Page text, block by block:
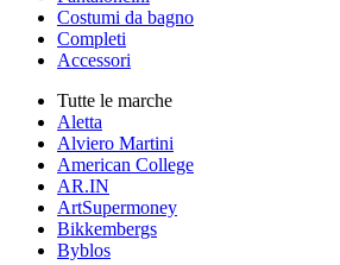
Costumi da bagno
Completi
Accessori
Tutte le marche
Aletta
Alviero Martini
American College
AR.IN
ArtSupermoney
Bikkembergs
Byblos